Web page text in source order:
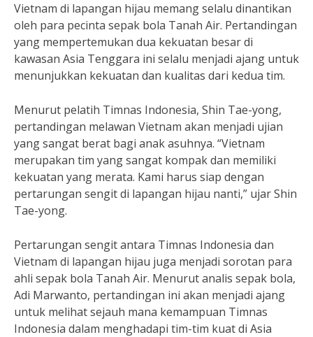
Vietnam di lapangan hijau memang selalu dinantikan
oleh para pecinta sepak bola Tanah Air. Pertandingan
yang mempertemukan dua kekuatan besar di
kawasan Asia Tenggara ini selalu menjadi ajang untuk
menunjukkan kekuatan dan kualitas dari kedua tim.
Menurut pelatih Timnas Indonesia, Shin Tae-yong,
pertandingan melawan Vietnam akan menjadi ujian
yang sangat berat bagi anak asuhnya. “Vietnam
merupakan tim yang sangat kompak dan memiliki
kekuatan yang merata. Kami harus siap dengan
pertarungan sengit di lapangan hijau nanti,” ujar Shin
Tae-yong.
Pertarungan sengit antara Timnas Indonesia dan
Vietnam di lapangan hijau juga menjadi sorotan para
ahli sepak bola Tanah Air. Menurut analis sepak bola,
Adi Marwanto, pertandingan ini akan menjadi ajang
untuk melihat sejauh mana kemampuan Timnas
Indonesia dalam menghadapi tim-tim kuat di Asia